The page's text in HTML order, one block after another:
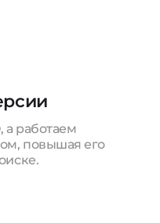
а работаем
повышая его